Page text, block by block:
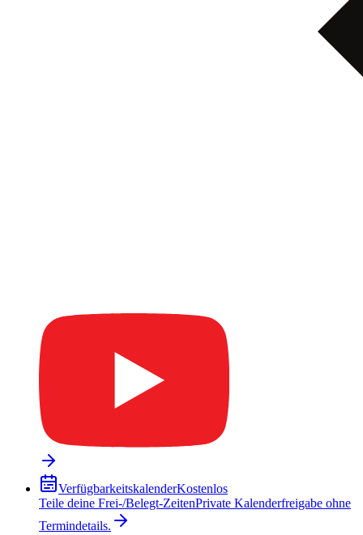
VerfügbarkeitskalenderKostenlos
Teile deine Frei-/Belegt-ZeitenPrivate Kalenderfreigabe ohne
Termindetails.